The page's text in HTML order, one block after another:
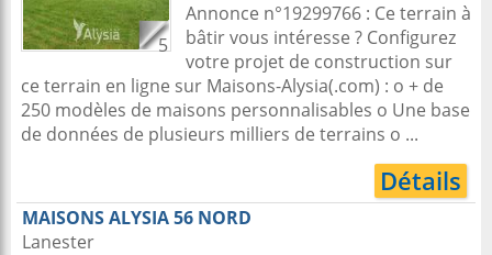
5
Annonce n°19299766 : Ce terrain à
bâtir vous intéresse ? Configurez
votre projet de construction sur
ce terrain en ligne sur Maisons-Alysia(.com) : o + de
250 modèles de maisons personnalisables o Une base
de données de plusieurs milliers de terrains o ...
Détails
MAISONS ALYSIA 56 NORD
Lanester